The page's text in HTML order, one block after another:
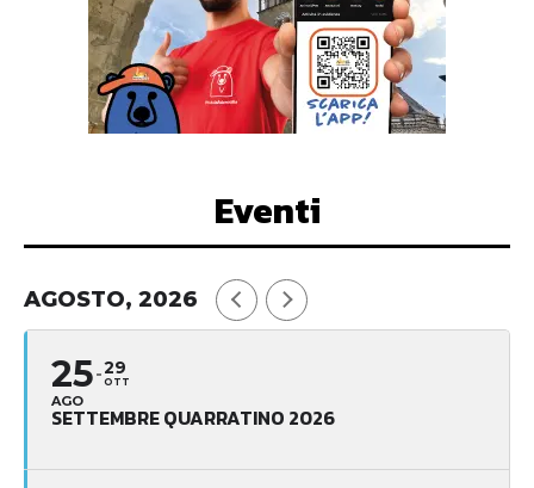
Eventi
AGOSTO, 2026
25
AGO
29
OTT
SETTEMBRE QUARRATINO 2026